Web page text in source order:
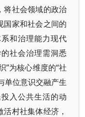
将社会领域的政治
国家和社会之间的
和治理能力现代
社会治理需洞悉
”为核心维度的“社
单位意识交融产生
入公共生活的动
村社集体经济，